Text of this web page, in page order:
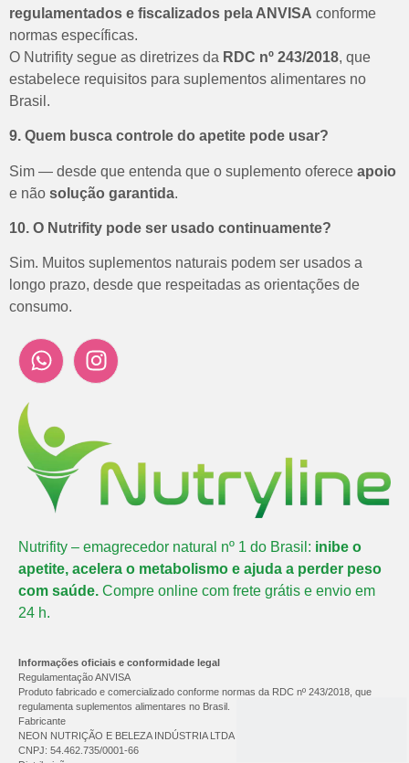
regulamentados e fiscalizados pela ANVISA conforme
normas específicas.
O Nutrifity segue as diretrizes da RDC nº 243/2018, que
estabelece requisitos para suplementos alimentares no
Brasil.
9. Quem busca controle do apetite pode usar?
Sim — desde que entenda que o suplemento oferece apoio
e não solução garantida.
10. O Nutrifity pode ser usado continuamente?
Sim. Muitos suplementos naturais podem ser usados a
longo prazo, desde que respeitadas as orientações de
consumo.
Nutrifity – emagrecedor natural nº 1 do Brasil: inibe o
apetite, acelera o metabolismo e ajuda a perder peso
com saúde. Compre online com frete grátis e envio em
24 h.
Informações oficiais e conformidade legal
Regulamentação ANVISA
Produto fabricado e comercializado conforme normas da RDC nº 243/2018, que
regulamenta suplementos alimentares no Brasil.
Fabricante
NEON NUTRIÇÃO E BELEZA INDÚSTRIA LTDA
CNPJ: 54.462.735/0001-66